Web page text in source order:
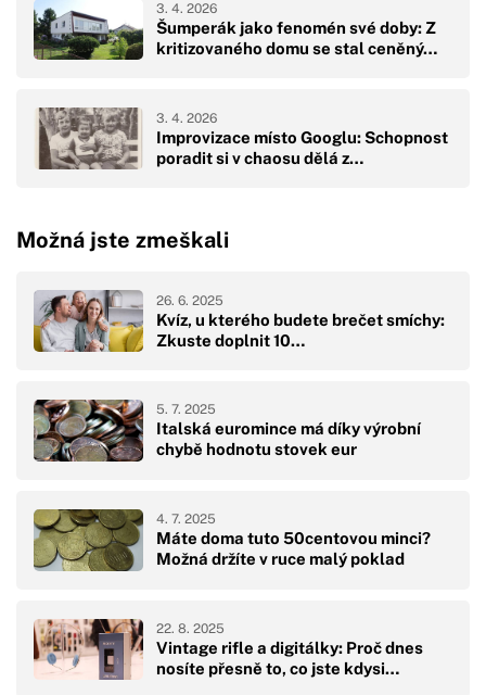
Šumperák jako fenomén své doby: Z
kritizovaného domu se stal ceněný…
3. 4. 2026
Improvizace místo Googlu: Schopnost
poradit si v chaosu dělá z…
3. 4. 2026
Možná jste zmeškali
Kvíz, u kterého budete brečet smíchy:
Zkuste doplnit 10…
26. 6. 2025
Italská euromince má díky výrobní
chybě hodnotu stovek eur
5. 7. 2025
Máte doma tuto 50centovou minci?
Možná držíte v ruce malý poklad
4. 7. 2025
Vintage rifle a digitálky: Proč dnes
nosíte přesně to, co jste kdysi…
22. 8. 2025